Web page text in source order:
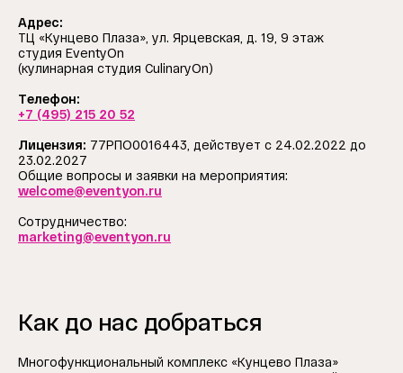
Адрес:
ТЦ «Кунцево Плаза», ул. Ярцевская, д. 19, 9 этаж
cтудия EventyOn
(кулинарная студия CulinaryOn)
Телефон:
+7 (495) 215 20 52
Лицензия: 77РПО0016443, действует с 24.02.2022 до
23.02.2027
Общие вопросы и заявки на мероприятия:
welcome@eventyon.ru
Сотрудничество:
marketing@eventyon.ru
Как до нас добраться
Многофункциональный комплекс «Кунцево Плаза»